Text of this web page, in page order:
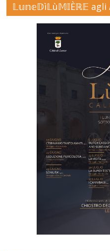
𝕃𝕦𝕟𝕖𝔻ì𝕃ù𝕄𝕀Èℝ𝔼 agli